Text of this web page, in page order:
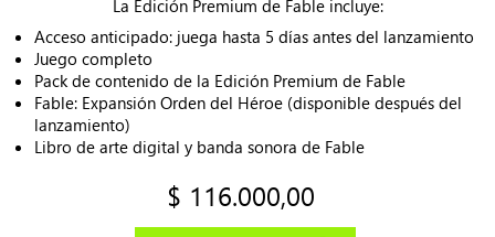
La Edición Premium de Fable incluye:
Acceso anticipado: juega hasta 5 días antes del lanzamiento
Juego completo
Pack de contenido de la Edición Premium de Fable
Fable: Expansión Orden del Héroe (disponible después del
lanzamiento)
Libro de arte digital y banda sonora de Fable
$ 116.000,00